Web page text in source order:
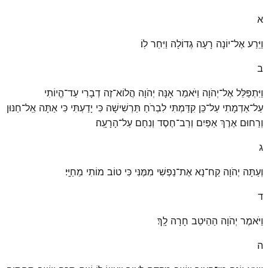
א
וַיֵּרַע אֶל־יוֹנָה רָעָה גְדוֹלָה וַיִּחַר לֽוֹ׃
ב
וַיִּתְפַּלֵּל אֶל־יְהֹוָה וַיֹּאמַר אָנָּה יְהֹוָה הֲלוֹא־זֶה דְבָרִי עַד־הֱיוֹתִי
עַל־אַדְמָתִי עַל־כֵּן קִדַּמְתִּי לִבְרֹחַ תַּרְשִׁישָׁה כִּי יָדַעְתִּי כִּי אַתָּה אֵֽל־חַנּוּן
וְרַחוּם אֶרֶךְ אַפַּיִם וְרַב־חֶסֶד וְנִחָם עַל־הָרָעָֽה׃
ג
וְעַתָּה יְהֹוָה קַח־נָא אֶת־נַפְשִׁי מִמֶּנִּי כִּי טוֹב מוֹתִי מֵחַיָּֽי׃
ד
וַיֹּאמֶר יְהֹוָה הַהֵיטֵב חָרָה לָֽךְ׃
ה